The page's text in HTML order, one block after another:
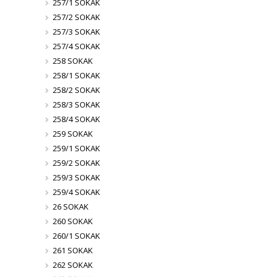
257/1 SOKAK
257/2 SOKAK
257/3 SOKAK
257/4 SOKAK
258 SOKAK
258/1 SOKAK
258/2 SOKAK
258/3 SOKAK
258/4 SOKAK
259 SOKAK
259/1 SOKAK
259/2 SOKAK
259/3 SOKAK
259/4 SOKAK
26 SOKAK
260 SOKAK
260/1 SOKAK
261 SOKAK
262 SOKAK